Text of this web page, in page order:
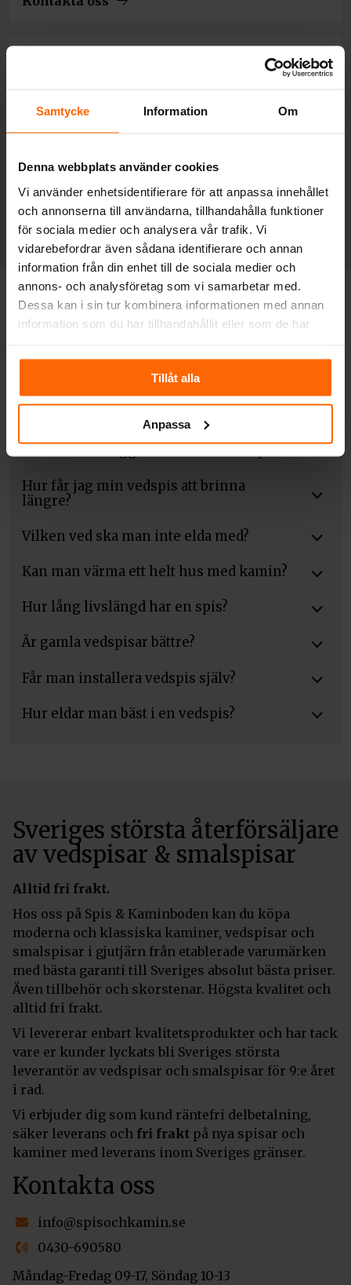
Samtycke Information Om
Denna webbplats använder cookies
Vi använder enhetsidentifierare för att anpassa innehållet
och annonserna till användarna, tillhandahålla funktioner
för sociala medier och analysera vår trafik. Vi
vidarebefordrar även sådana identifierare och annan
information från din enhet till de sociala medier och
annons- och analysföretag som vi samarbetar med.
Dessa kan i sin tur kombinera informationen med annan
information som du har tillhandahållit eller som de har
Tillåt alla
Anpassa
Ab är en trygg och solid partner att göra affärer
kreditbedömning...
Läs mer om oss på UC
Frågor och svar
Vilken ved sotar mest?
När ska man lägga stockar i en vedspis?
Hur får jag min vedspis att brinna
längre?
Vilken ved ska man inte elda med?
Kan man värma ett helt hus med kamin?
Hur lång livslängd har en spis?
Är gamla vedspisar bättre?
Får man installera vedspis själv?
Hur eldar man bäst i en vedspis?
Sveriges största återförsäljare
av vedspisar & smalspisar
Alltid fri frakt.
Hos oss på Spis & Kaminboden kan du köpa
moderna och klassiska kaminer, vedspisar och
smalspisar i gjutjärn från etablerade varumärken
med bästa garanti till Sveriges absolut bästa priser.
Även tillbehör och skorstenar. Högsta kvalitet och
alltid fri frakt.
Vi levererar enbart kvalitetsprodukter och har tack
vare er kunder lyckats bli Sveriges största
leverantör av vedspisar och smalspisar för 9:e året
i rad.
Vi erbjuder dig som kund räntefri delbetalning,
säker leverans och fri frakt på nya spisar och
kaminer med leverans inom Sveriges gränser.
Kontakta oss
info@spisochkamin.se
0430-690580
Måndag-Fredag 09-17, Söndag 10-13